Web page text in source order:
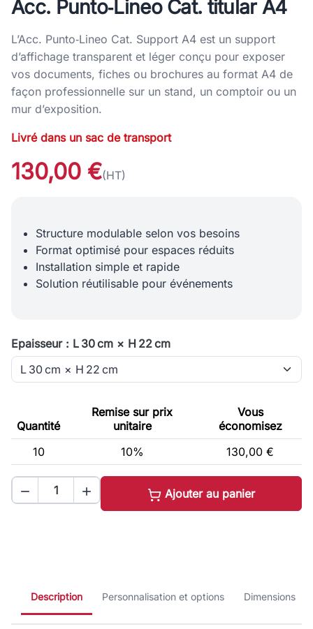
Acc. Punto‑Lineo Cat. titular A4
L’Acc. Punto‑Lineo Cat. Support A4 est un support
d’affichage transparent et léger conçu pour exposer
vos documents, fiches ou brochures au format A4 de
façon professionnelle sur un stand, un comptoir ou un
mur d’exposition.
Livré dans un sac de transport
130,00 €(HT)
Structure modulable selon vos besoins
Format optimisé pour espaces réduits
Installation simple et rapide
Solution réutilisable pour événements
Epaisseur : L 30 cm × H 22 cm
Quantité
Remise sur prix
unitaire
Vous
économisez
10
10% 130,00 €
  Ajouter au panier
Description Personnalisation et options Dimensions